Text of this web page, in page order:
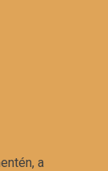
a